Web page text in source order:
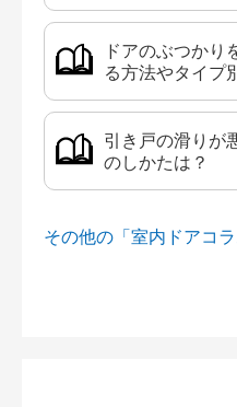
ドアのぶつか
る方法やタイプ
引き戸の滑りが
のしかたは？
その他の「室内ドアコ